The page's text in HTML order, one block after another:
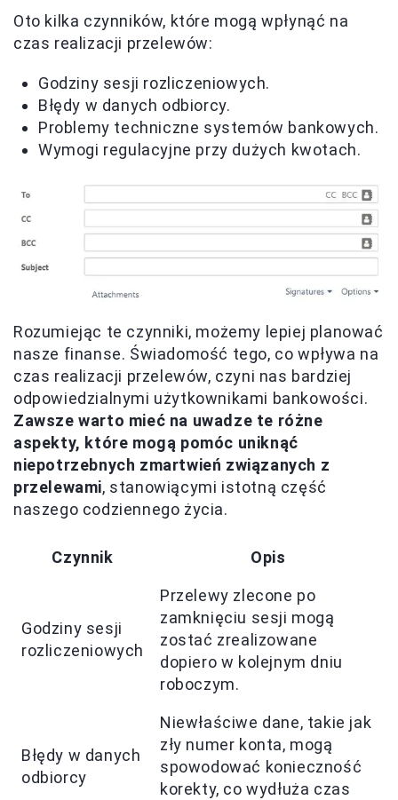
Oto kilka czynników, które mogą wpłynąć na
czas realizacji przelewów:
Godziny sesji rozliczeniowych.
Błędy w danych odbiorcy.
Problemy techniczne systemów bankowych.
Wymogi regulacyjne przy dużych kwotach.
Rozumiejąc te czynniki, możemy lepiej planować
nasze finanse. Świadomość tego, co wpływa na
czas realizacji przelewów, czyni nas bardziej
odpowiedzialnymi użytkownikami bankowości.
Zawsze warto mieć na uwadze te różne
aspekty, które mogą pomóc uniknąć
niepotrzebnych zmartwień związanych z
przelewami, stanowiącymi istotną część
naszego codziennego życia.
Czynnik Opis
Godziny sesji
rozliczeniowych
Przelewy zlecone po
zamknięciu sesji mogą
zostać zrealizowane
dopiero w kolejnym dniu
roboczym.
Błędy w danych
odbiorcy
Niewłaściwe dane, takie jak
zły numer konta, mogą
spowodować konieczność
korekty, co wydłuża czas